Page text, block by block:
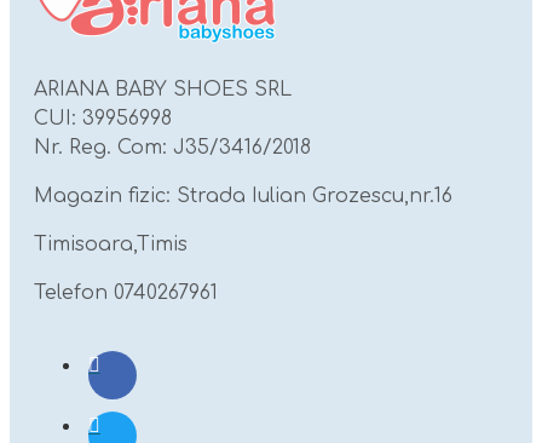
ARIANA BABY SHOES SRL
CUI: 39956998
Nr. Reg. Com: J35/3416/2018
Magazin fizic: Strada Iulian Grozescu,nr.16
Timisoara,Timis
Telefon 0740267961